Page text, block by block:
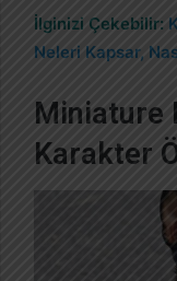
İlginizi Çekebilir:
Neleri Kapsar,
Miniature
Karakter